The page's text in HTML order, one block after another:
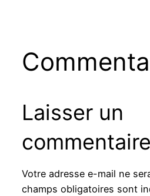
Laisser un
commentaire
Votre adresse e-mail ne
champs obligatoires sont